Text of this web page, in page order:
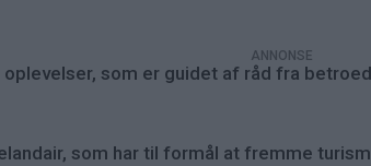
som er guidet af råd fra
som har til formål at fremme